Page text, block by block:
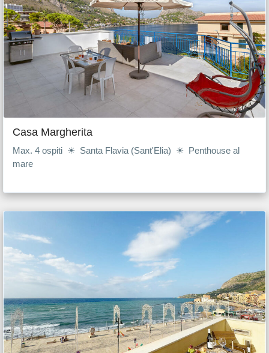
Casa Margherita
Max. 4 ospiti ☀ Santa Flavia (Sant'Elia) ☀ Penthouse al
mare